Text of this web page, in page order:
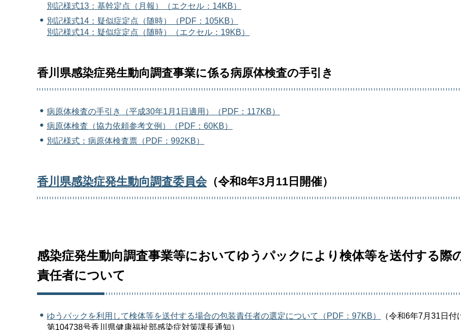
別記様式13：基幹定点（月報）（エクセル：14KB）
別記様式14：疑似症定点（随時）（PDF：105KB）
別記様式14：疑似症定点（随時）（エクセル：19KB）
香川県感染症発生動向調査事業に係る病原体検査の手引き
病原体検査の手引き（平成30年1月1日適用）（PDF：117KB）
病原体検査（協力依頼参考文例）（PDF：60KB）
別記様式：病原体検査票（PDF：992KB）
香川県感染症発生動向調査委員会（令和8年3月11日開催）
感染症発生動向調査事業等においてゆうパックにより検体等を送付する際
責任者について
ゆうパックを利用して検体等を送付する場合の包装責任者の選定について（PDF：97KB）
（令和6年7月31日付
第104738号香川県健康福祉部感染症対策課長通知）